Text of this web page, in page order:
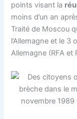
points visant la
moins d’un an
Traité de Moscou
l’Allemagne et le 3
Allemagne (RFA